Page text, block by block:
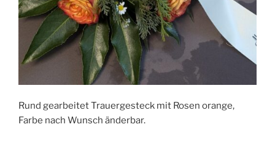
Rund gearbeitet Trauergesteck mit Rosen orange,
Farbe nach Wunsch änderbar.